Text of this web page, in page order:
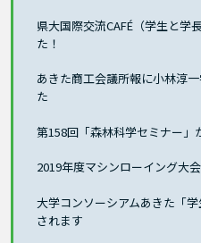
県大国際交流CAFÉ（学生と学
た！
あきた商工会議所報に小林淳
た
第158回「森林科学セミナー」
2019年度マシンローイング大
大学コンソーシアムあきた「
されます